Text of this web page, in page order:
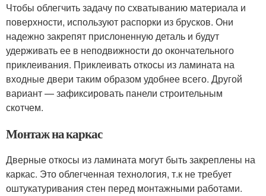
Чтобы облегчить задачу по схватыванию материала и
поверхности, используют распорки из брусков. Они
надежно закрепят прислоненную деталь и будут
удерживать ее в неподвижности до окончательного
приклеивания. Приклеивать откосы из ламината на
входные двери таким образом удобнее всего. Другой
вариант — зафиксировать панели строительным
скотчем.
Монтаж на каркас
Дверные откосы из ламината могут быть закреплены на
каркас. Это облегченная технология, т.к не требует
оштукатуривания стен перед монтажными работами.